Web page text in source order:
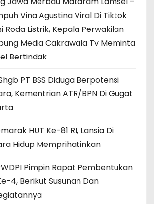
Vina Agustina Viral Di Tiktok
Roda Listrik, Kepala Perwakilan
Media Cakrawala Tv Meminta
Bertindak
PT BSS Diduga Berpotensi
Kementrian ATR/BPN Di Gugat
HUT Ke-81 RI, Lansia Di
Hidup Memprihatinkan
Pimpin Rapat Pembentukan
4, Berikut Susunan Dan